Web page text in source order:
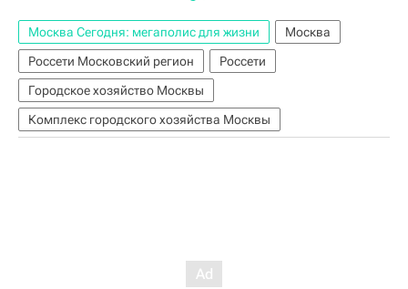
Москва Сегодня: мегаполис для жизни
Москва
Россети Московский регион
Россети
Городское хозяйство Москвы
Комплекс городского хозяйства Москвы